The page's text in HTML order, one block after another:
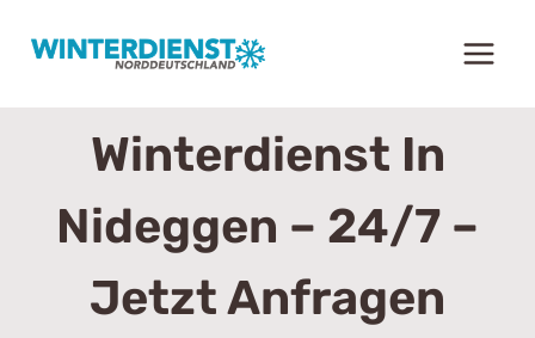
Inhalt
Winterdienst In
Nideggen – 24/7 –
Jetzt Anfragen